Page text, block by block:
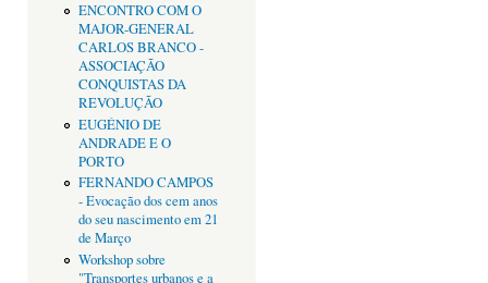
ENCONTRO COM O
MAJOR-GENERAL
CARLOS BRANCO -
ASSOCIAÇÃO
CONQUISTAS DA
REVOLUÇÃO
EUGÉNIO DE
ANDRADE E O
PORTO
FERNANDO CAMPOS
- Evocação dos cem anos
do seu nascimento em 21
de Março
Workshop sobre
"Transportes urbanos e a